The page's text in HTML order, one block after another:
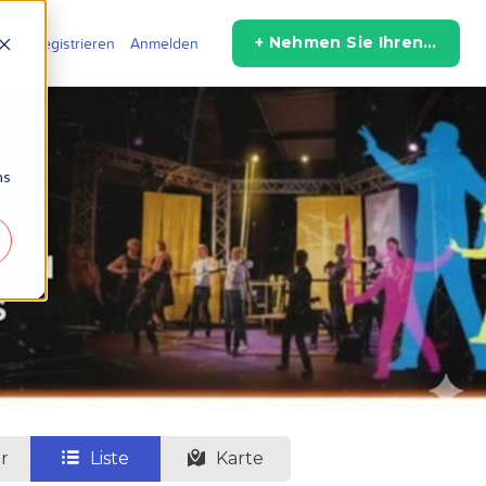
Registrieren Anmelden + Nehmen Sie Ihren Raum auf
Liste Karte